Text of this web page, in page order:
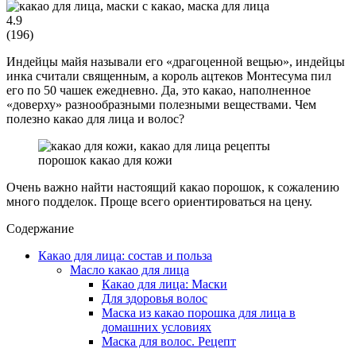
4.9
(196)
Индейцы майя называли его «драгоценной вещью», индейцы
инка считали священным, а король ацтеков Монтесума пил
его по 50 чашек ежедневно. Да, это какао, наполненное
«доверху» разнообразными полезными веществами. Чем
полезно какао для лица и волос?
порошок какао для кожи
Очень важно найти настоящий какао порошок, к сожалению
много подделок. Проще всего ориентироваться на цену.
Содержание
Какао для лица: состав и польза
Масло какао для лица
Какао для лица: Маски
Для здоровья волос
Маска из какао порошка для лица в
домашних условиях
Маска для волос. Рецепт